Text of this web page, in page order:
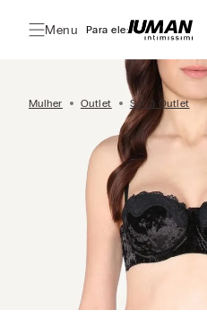
Menu Para ele:
Mulher Outlet Sutiã Outlet